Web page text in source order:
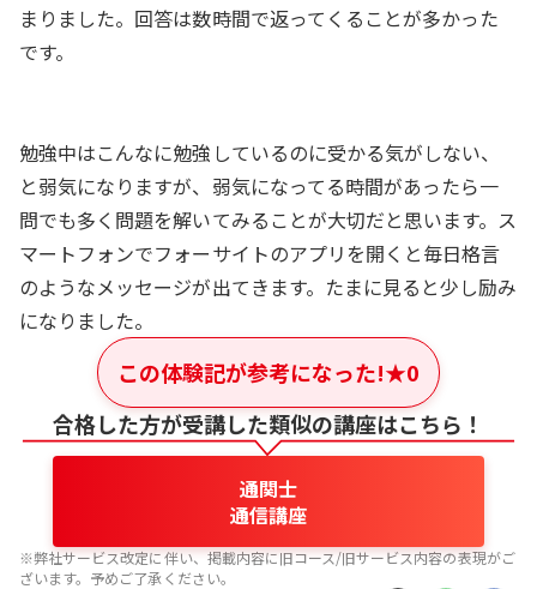
まりました。回答は数時間で返ってくることが多かった
です。
勉強中はこんなに勉強しているのに受かる気がしない、
と弱気になりますが、弱気になってる時間があったら一
問でも多く問題を解いてみることが大切だと思います。ス
マートフォンでフォーサイトのアプリを開くと毎日格言
のようなメッセージが出てきます。たまに見ると少し励み
になりました。
この体験記が参考になった!★0
合格した方が受講した類似の講座はこちら！
通関士
通信講座
※弊社サービス改定に伴い、掲載内容に旧コース/旧サービス内容の表現がご
ざいます。予めご了承ください。